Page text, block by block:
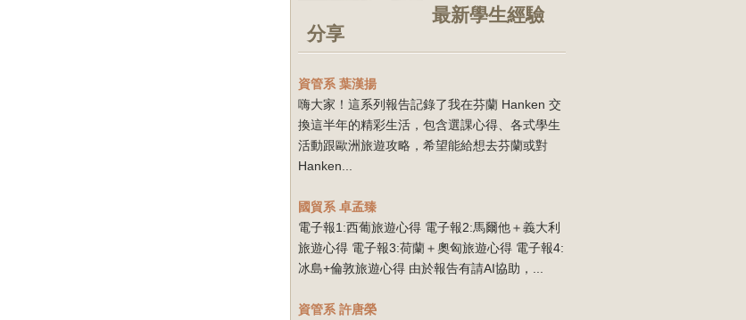
最新學生經驗
分享
資管系 葉漢揚
嗨大家！這系列報告記錄了我在芬蘭 Hanken 交
換這半年的精彩生活，包含選課心得、各式學生
活動跟歐洲旅遊攻略，希望能給想去芬蘭或對
Hanken...
國貿系 卓孟臻
電子報1:西葡旅遊心得 電子報2:馬爾他＋義大利
旅遊心得 電子報3:荷蘭＋奧匈旅遊心得 電子報4:
冰島+倫敦旅遊心得 由於報告有請AI協助，...
資管系 許唐榮